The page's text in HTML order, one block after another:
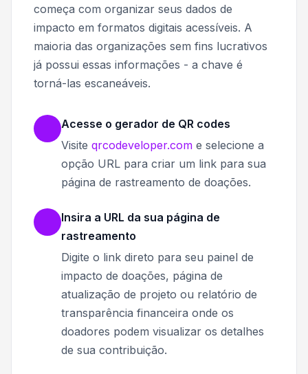
começa com organizar seus dados de
impacto em formatos digitais acessíveis. A
maioria das organizações sem fins lucrativos
já possui essas informações - a chave é
torná-las escaneáveis.
Acesse o gerador de QR codes
Visite qrcodeveloper.com e selecione a
opção URL para criar um link para sua
página de rastreamento de doações.
Insira a URL da sua página de
rastreamento
Digite o link direto para seu painel de
impacto de doações, página de
atualização de projeto ou relatório de
transparência financeira onde os
doadores podem visualizar os detalhes
de sua contribuição.